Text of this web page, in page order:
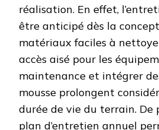
réalisation. En effet,
être anticipé dès la
matériaux faciles à
accès aisé pour les
maintenance et intégrer
mousse prolongent
durée de vie du terrain. De
plan d’entretien annuel